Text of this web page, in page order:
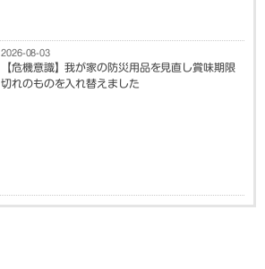
2026-08-03
【危機意識】我が家の防災用品を見直し賞味期限
切れのものを入れ替えました